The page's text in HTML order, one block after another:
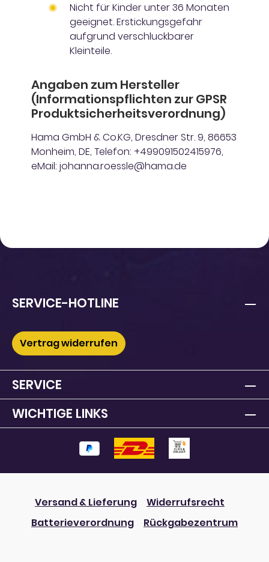
Nicht für Kinder unter 36 Monaten
geeignet. Erstickungsgefahr
aufgrund verschluckbarer
Kleinteile.
Angaben zum Hersteller
(Informationspflichten zur GPSR
Produktsicherheitsverordnung)
Hama GmbH & Co.KG, Dresdner Str. 9, 86653
Monheim, DE, Telefon: +499091502415976,
eMail: johanna.roessle@hama.de
SERVICE-HOTLINE
Vertrag widerrufen
SERVICE
WICHTIGE LINKS
Versand & Lieferung
Widerrufsrecht
Batterieverordnung
Rückgabezentrum